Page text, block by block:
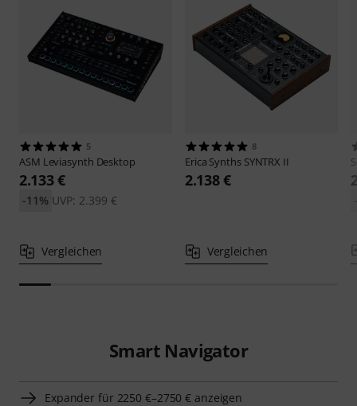
5
ASM Leviasynth Desktop
2.133 €
UVP: 2.399 €
-11%
Vergleichen
8
Erica Synths SYNTRX II
2.138 €
Vergleichen
Smart Navigator
Expander für 2250 €–2750 € anzeigen